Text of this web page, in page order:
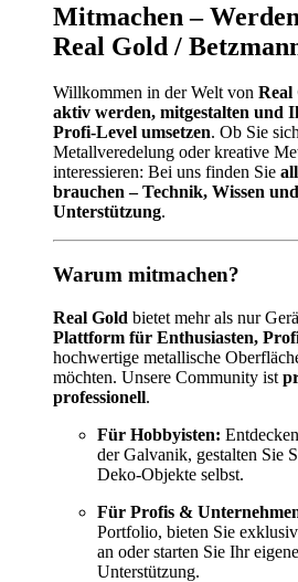
Mitmachen –
Real Gold /
Willkommen in der Welt von Real
aktiv werden, mitgestalten und
Profi-Level umsetzen. Ob Sie
Metallveredelung oder kreative
interessieren: Bei uns finden Sie
brauchen – Technik, Wissen
Unterstützung.
Warum mitmachen?
Real Gold bietet mehr als nur
Plattform für Enthusiasten,
hochwertige metallische
möchten. Unsere Community ist
professionell.
Für Hobbyisten:
der Galvanik, gestalten Sie
Deko-Objekte selbst.
Für Profis &
Portfolio, bieten Sie
an oder starten Sie Ihr
Unterstützung.